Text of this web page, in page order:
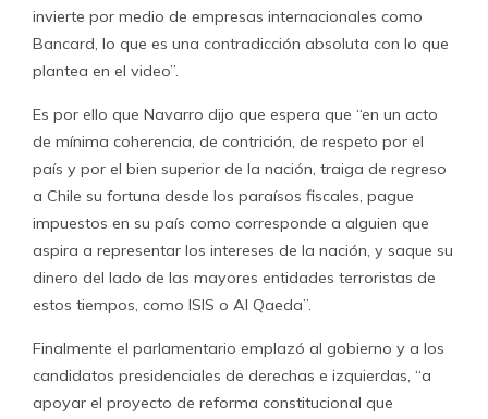
invierte por medio de empresas internacionales como
Bancard, lo que es una contradicción absoluta con lo que
plantea en el video”.
Es por ello que Navarro dijo que espera que “en un acto
de mínima coherencia, de contrición, de respeto por el
país y por el bien superior de la nación, traiga de regreso
a Chile su fortuna desde los paraísos fiscales, pague
impuestos en su país como corresponde a alguien que
aspira a representar los intereses de la nación, y saque su
dinero del lado de las mayores entidades terroristas de
estos tiempos, como ISIS o Al Qaeda”.
Finalmente el parlamentario emplazó al gobierno y a los
candidatos presidenciales de derechas e izquierdas, “a
apoyar el proyecto de reforma constitucional que